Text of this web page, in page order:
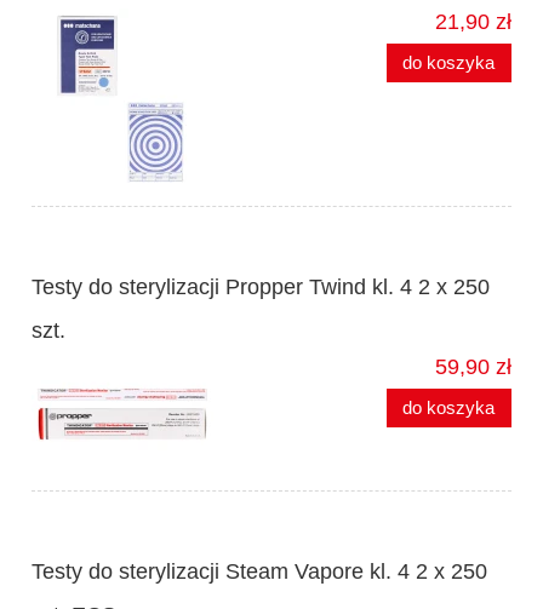
21,90 zł
do koszyka
Testy do sterylizacji Propper Twind kl. 4 2 x 250
szt.
59,90 zł
do koszyka
Testy do sterylizacji Steam Vapore kl. 4 2 x 250